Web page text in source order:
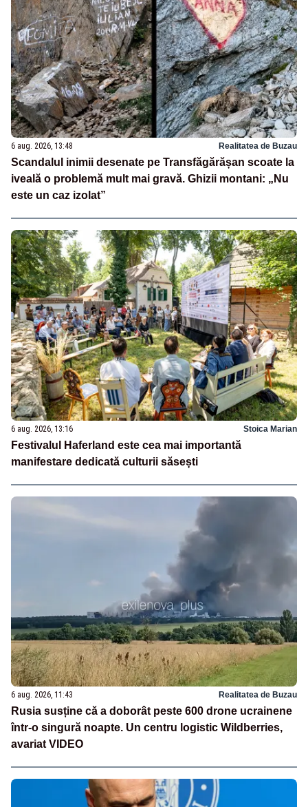
6 aug. 2026, 13:48 Realitatea de Buzau
Scandalul inimii desenate pe Transfăgărășan scoate la
iveală o problemă mult mai gravă. Ghizii montani: „Nu
este un caz izolat”
6 aug. 2026, 13:16 Stoica Marian
Festivalul Haferland este cea mai importantă
manifestare dedicată culturii săsești
6 aug. 2026, 11:43 Realitatea de Buzau
Rusia susține că a doborât peste 600 drone ucrainene
într-o singură noapte. Un centru logistic Wildberries,
avariat VIDEO